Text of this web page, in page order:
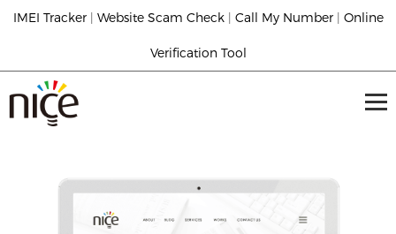
IMEI Tracker| Website Scam Check| Call My Number| Online
Verification Tool